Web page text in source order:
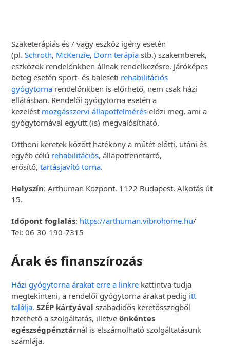
Szaketerápiás és / vagy eszköz igény esetén
(pl.Schroth, McKenzie, Dorn terápia stb.) szakemberek,
eszközök rendelőnkben állnak rendelkezésre. Járóképes
beteg esetén sport- és baleseti rehabilitációs
gyógytorna rendelőnkben is előrhető, nem csak házi
ellátásban. Rendelői gyógytorna esetén a
kezelést mozgásszervi állapotfelmérés előzi meg, ami a
gyógytornával együtt (is) megvalósítható.
Otthoni keretek között hatékony a műtét előtti, utáni és
egyéb célú rehabilitációs, állapotfenntartó,
erősítő,tartásjavító torna.
Helyszín: Arthuman Központ, 1122 Budapest, Alkotás út
15.
Időpont foglalás: https://arthuman.vibrohome.hu/
Tel: 06-30-190-7315
Árak és finanszírozás
Házi gyógytorna árakat erre a linkre kattintva tudja
megtekinteni, a rendelői gyógytorna árakat pedig itt
találja.SZÉP kártyával szabadidős keretösszegből
fizethető a szolgáltatás, illetveönkéntes
egészségpénztárnál is elszámolható szolgáltatásunk
számlája.